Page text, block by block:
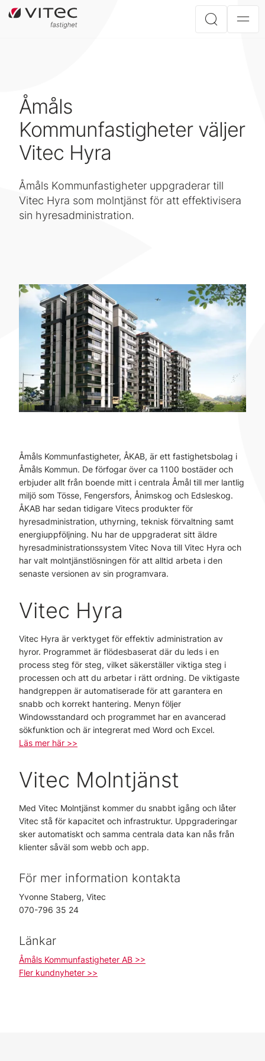
Åmåls
Kommunfastigheter väljer
Vitec Hyra
Åmåls Kommunfastigheter uppgraderar till
Vitec Hyra som molntjänst för att effektivisera
sin hyresadministration.
Åmåls Kommunfastigheter, ÅKAB, är ett fastighetsbolag i
Åmåls Kommun. De förfogar över ca 1100 bostäder och
erbjuder allt från boende mitt i centrala Åmål till mer lantlig
miljö som Tösse, Fengersfors, Ånimskog och Edsleskog.
ÅKAB har sedan tidigare Vitecs produkter för
hyresadministration, uthyrning, teknisk förvaltning samt
energiuppföljning. Nu har de uppgraderat sitt äldre
hyresadministrationssystem Vitec Nova till Vitec Hyra och
har valt molntjänstlösningen för att alltid arbeta i den
senaste versionen av sin programvara.
Vitec Hyra
Vitec Hyra är verktyget för effektiv administration av
hyror. Programmet är flödesbaserat där du leds i en
process steg för steg, vilket säkerställer viktiga steg i
processen och att du arbetar i rätt ordning. De viktigaste
handgreppen är automatiserade för att garantera en
snabb och korrekt hantering. Menyn följer
Windowsstandard och programmet har en avancerad
sökfunktion och är integrerat med Word och Excel.
Läs mer här >>
Vitec Molntjänst
Med Vitec Molntjänst kommer du snabbt igång och låter
Vitec stå för kapacitet och infrastruktur. Uppgraderingar
sker automatiskt och samma centrala data kan nås från
klienter såväl som webb och app.
För mer information kontakta
Yvonne Staberg, Vitec
070-796 35 24
Länkar
Åmåls Kommunfastigheter AB >>
Fler kundnyheter >>